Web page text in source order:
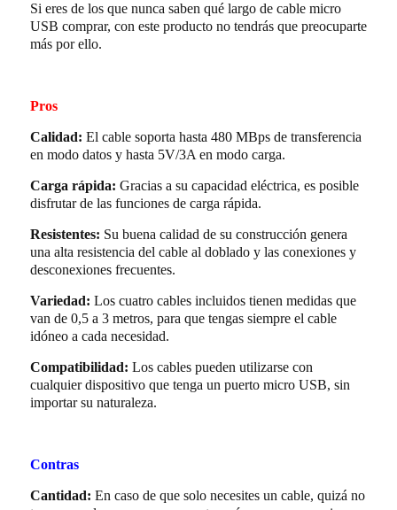
Si eres de los que nunca saben qué largo de cable micro
USB comprar, con este producto no tendrás que preocuparte
más por ello.
Pros
Calidad: El cable soporta hasta 480 MBps de transferencia
en modo datos y hasta 5V/3A en modo carga.
Carga rápida: Gracias a su capacidad eléctrica, es posible
disfrutar de las funciones de carga rápida.
Resistentes: Su buena calidad de su construcción genera
una alta resistencia del cable al doblado y las conexiones y
desconexiones frecuentes.
Variedad: Los cuatro cables incluidos tienen medidas que
van de 0,5 a 3 metros, para que tengas siempre el cable
idóneo a cada necesidad.
Compatibilidad: Los cables pueden utilizarse con
cualquier dispositivo que tenga un puerto micro USB, sin
importar su naturaleza.
Contras
Cantidad: En caso de que solo necesites un cable, quizá no